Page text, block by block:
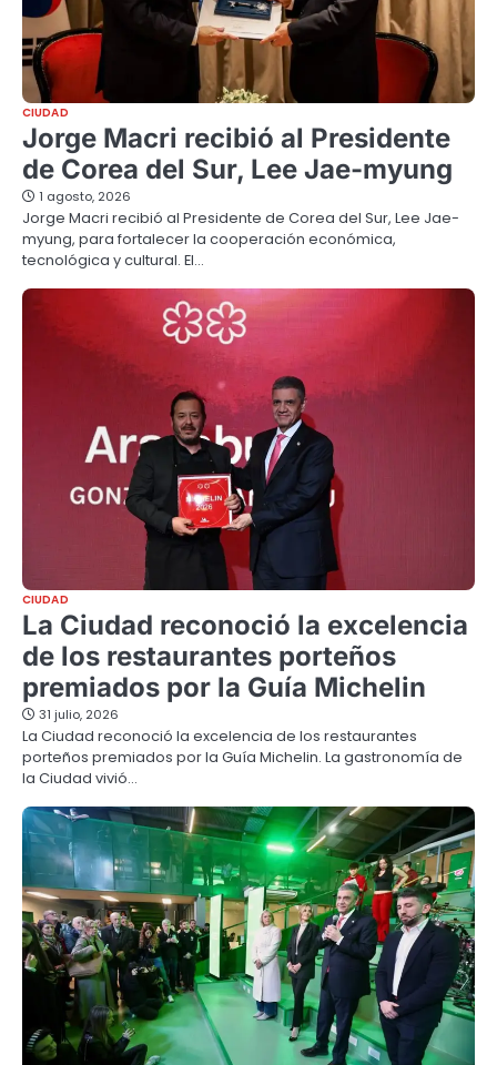
CIUDAD
Jorge Macri recibió al Presidente
de Corea del Sur, Lee Jae-myung
1 agosto, 2026
Jorge Macri recibió al Presidente de Corea del Sur, Lee Jae-
myung, para fortalecer la cooperación económica,
tecnológica y cultural. El…
CIUDAD
La Ciudad reconoció la excelencia
de los restaurantes porteños
premiados por la Guía Michelin
31 julio, 2026
La Ciudad reconoció la excelencia de los restaurantes
porteños premiados por la Guía Michelin. La gastronomía de
la Ciudad vivió…